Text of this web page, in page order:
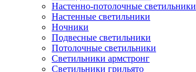
Настенно-потолочные светильники
Настенные светильники
Ночники
Подвесные светильники
Потолочные светильники
Светильники армстронг
Светильники грильято